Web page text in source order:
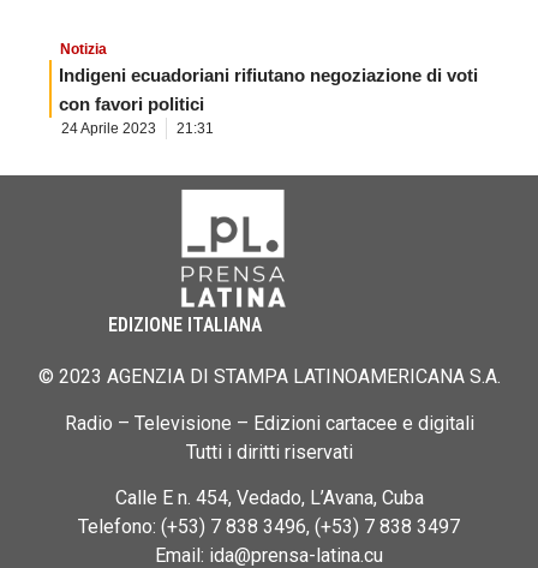
Notizia
Indigeni ecuadoriani rifiutano negoziazione di voti
con favori politici
24 Aprile 2023 21:31
EDIZIONE ITALIANA
© 2023 AGENZIA DI STAMPA LATINOAMERICANA S.A.
Radio – Televisione – Edizioni cartacee e digitali
Tutti i diritti riservati
Calle E n. 454, Vedado, L’Avana, Cuba
Telefono: (+53) 7 838 3496, (+53) 7 838 3497
Email: ida@prensa-latina.cu